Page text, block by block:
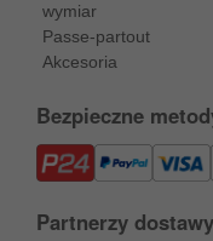
wymiar
Passe-partout
Akcesoria
Bezpieczne
Partnerzy dostawy